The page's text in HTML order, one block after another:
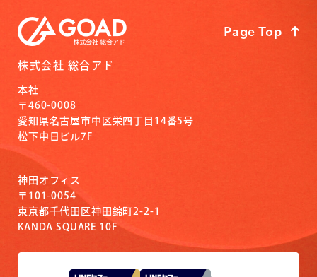
株式会社 総合アド
本社
〒460-0008
愛知県名古屋市中区栄四丁目14番5号
松下中日ビル7F
神田オフィス
〒101-0054
東京都千代田区神田錦町2-2-1
KANDA SQUARE 10F
Page Top